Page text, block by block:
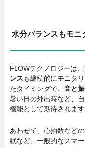
水分バランスもモニ
FLOWテクノロジーは
ンスも継続的にモニタ
たタイミングで、 音と
暑い日の外出時など、
機能として期待されま
あわせて、心拍数など
眠など、一般的なスマ